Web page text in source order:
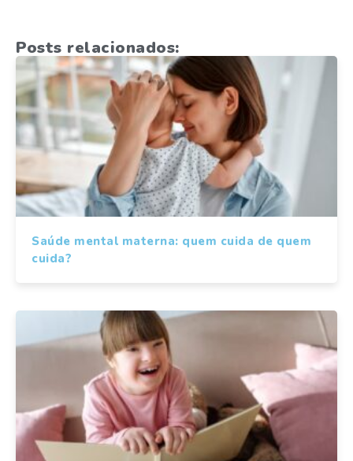
Posts relacionados:
Saúde mental materna: quem cuida de quem
cuida?